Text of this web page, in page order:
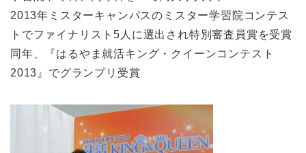
2013年ミスターキャンパスのミスター学習院コンテス
トでファイナリスト5人に選出され特別審査員賞を受賞
同年、『はるやま就活キング・クイーンコンテスト
2013』でグランプリ受賞